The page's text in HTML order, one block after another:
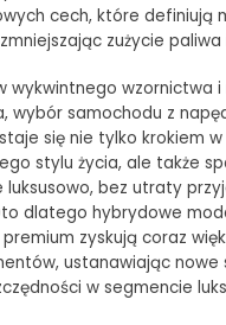
cech, które definiują
zużycie paliwa
wykwintnego wzornictwa i
wybór samochodu z
się nie tylko krokiem
stylu życia, ale także
luksusowo, bez utraty
dlatego hybrydowe
zyskują coraz
ustanawiając
w segmencie